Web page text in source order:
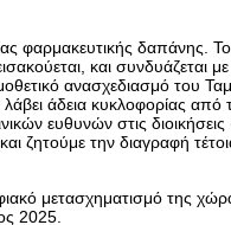
φαρμακευτικής δαπάνης.
και συνδυάζεται
ανασχεδιασμό του
άδεια κυκλοφορίας από
ευθυνών στις
ζητούμε την διαγραφή
μετασχηματισμό
2025.